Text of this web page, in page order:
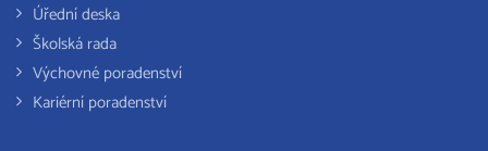
Úřední deska
Školská rada
Výchovné poradenství
Kariérní poradenství